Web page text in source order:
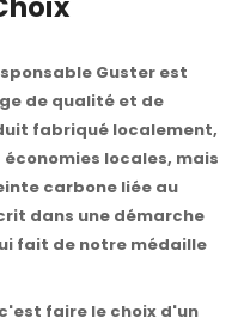
Guster est
de qualité et de
fabriqué localement,
locales, mais
carbone liée au
dans une démarche
fait de notre médaille
faire le choix d'un